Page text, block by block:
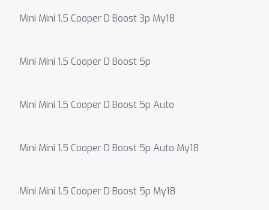
Mini Mini 1.5 Cooper D Boost 3p My18
Mini Mini 1.5 Cooper D Boost 5p
Mini Mini 1.5 Cooper D Boost 5p Auto
Mini Mini 1.5 Cooper D Boost 5p Auto My18
Mini Mini 1.5 Cooper D Boost 5p My18